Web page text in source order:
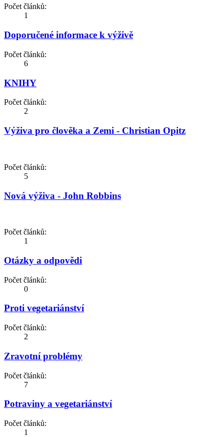
Počet článků:
1
Doporučené informace k výživě
Počet článků:
6
KNIHY
Počet článků:
2
Výživa pro člověka a Zemi - Christian Opitz
Počet článků:
5
Nová výživa - John Robbins
Počet článků:
1
Otázky a odpovědi
Počet článků:
0
Proti vegetariánství
Počet článků:
2
Zravotní problémy
Počet článků:
7
Potraviny a vegetariánství
Počet článků:
1